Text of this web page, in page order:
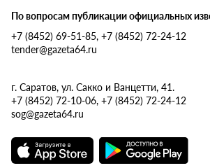
По вопросам публикации официальных
+7 (8452) 69-51-85, +7 (8452) 72-24-12
tender@gazeta64.ru
г. Саратов, ул. Сакко и Ванцетти, 41.
+7 (8452) 72-10-06, +7 (8452) 72-24-12
sog@gazeta64.ru